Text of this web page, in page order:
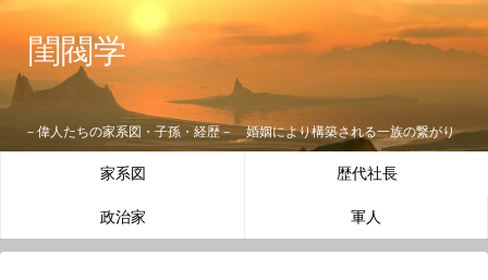
閨閥学
－偉人たちの家系図・子孫・経歴－ 婚姻により構築される一族の繋がり
家系図 歴代社長
政治家 軍人